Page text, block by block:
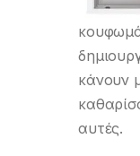
κάνουν
αυτές.